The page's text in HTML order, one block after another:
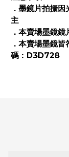
．墨鏡片拍攝
主
．本賣場墨鏡
．本賣場墨鏡
碼：D3D728